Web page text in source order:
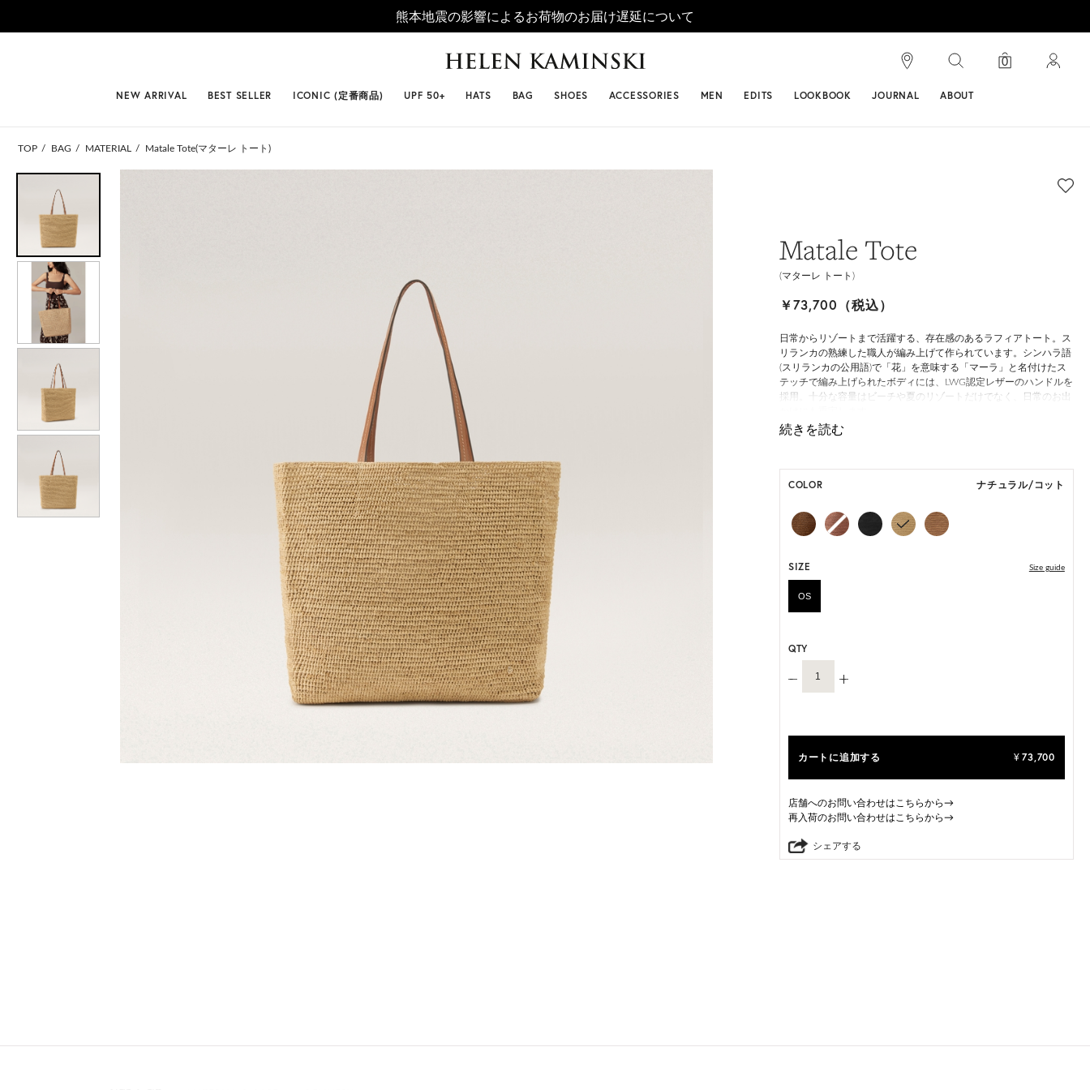
熊本地震の影響によるお荷物のお届け遅延について
#ビベット #キャップ #ビアンカ 0
NEW ARRIVAL BEST SELLER ICONIC (定番商品) UPF 50+ HATS BAG SHOES ACCESSORIES MEN EDITS LOOKBOOK JOURNAL ABOUT
TOP BAG MATERIAL Matale Tote(マターレ トート)
Matale Tote
(マターレ トート)
￥73,700（税込）
日常からリゾートまで活躍する、存在感のあるラフィアトート。ス
リランカの熟練した職人が編み上げて作られています。シンハラ語
(スリランカの公用語)で「花」を意味する「マーラ」と名付けたス
テッチで編み上げられたボディには、LWG認定レザーのハンドルを
採用。十分な容量はビーチや夏のリゾートだけでなく、日常のお出
HAT BOX に収納できない商品です。
COLOR ナチュラル/コット
SIZE Size guide
OS
QTY
カートに追加する ¥ 73,700
店舗へのお問い合わせはこちらから→
再入荷のお問い合わせはこちらから→
シェアする